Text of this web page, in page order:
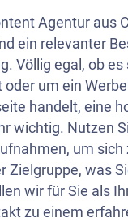
Agentur aus
ein relevanter
Völlig egal, ob es
oder um ein
handelt, eine
wichtig. Nutzen
um sich
Zielgruppe, was
wir für Sie als
zu einem